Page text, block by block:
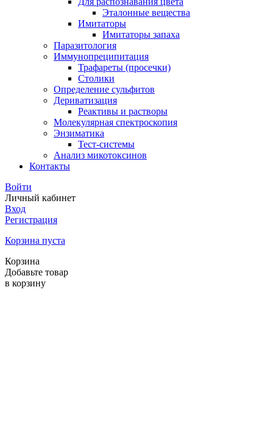
Эталонные вещества
Имитаторы
Имитаторы запаха
Паразитология
Иммунопреципитация
Трафареты (просечки)
Столики
Определение сульфитов
Дериватизация
Реактивы и растворы
Молекулярная спектроскопия
Энзиматика
Тест-системы
Анализ микотоксинов
Контакты
Войти
Личный кабинет
Вход
Регистрация
Корзина пуста
Корзина
Добавьте товар
в корзину